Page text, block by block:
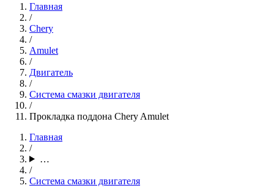
Главная
/
Chery
/
Amulet
/
Двигатель
/
Система смазки двигателя
/
Прокладка поддона Chery Amulet
Главная
/
…
/
Система смазки двигателя